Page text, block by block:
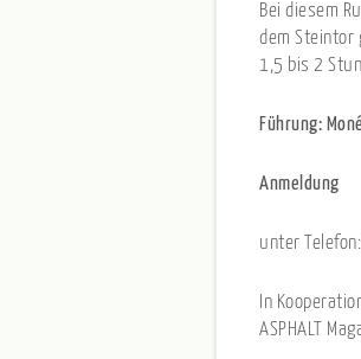
Bei diesem
dem Steintor
1,5 bis 2
Führung:
Anmeldung
unter
In
ASPHALT